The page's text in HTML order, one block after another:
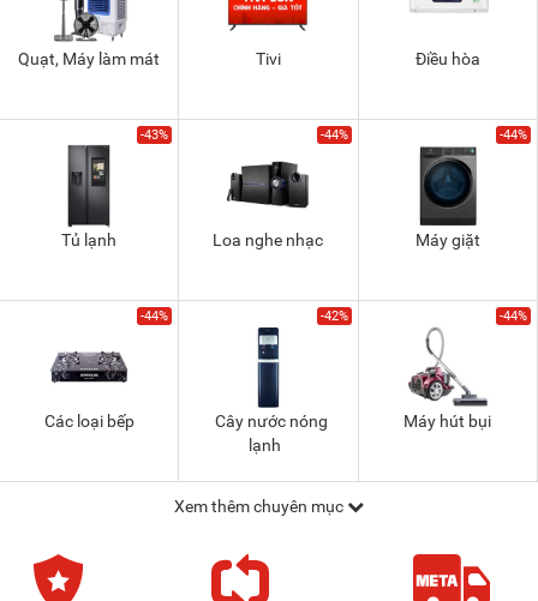
Quạt, Máy làm mát Tivi Điều hòa
-43%
Tủ lạnh
-44%
Loa nghe nhạc
-44%
Máy giặt
-44%
Các loại bếp
-42%
Cây nước nóng
lạnh
-44%
Máy hút bụi
Xem thêm chuyên mục